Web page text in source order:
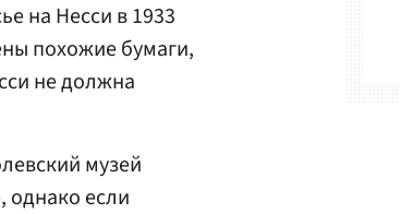
на Несси в 1933
похожие бумаги,
не должна
музей
однако если